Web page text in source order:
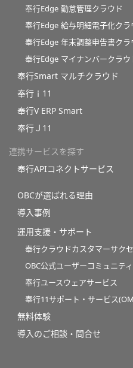
奉行Edge 勤怠管理クラウド
奉行Edge 給与明細電子化クラ
奉行Edge 年末調整申告書クラ
奉行Edge マイナンバークラウ
奉行Smart マルチクラウド
奉行ｉ11
奉行V ERP Smart
奉行Ｊ11
連携サービスを探す
奉行APIコネクトサービス
OBCが選ばれる理由
導入事例
運用支援・サポート
奉行クラウドカスタマーサク
OBC公式ユーザーコミュニテ
奉行ユースウェアサービス
奉行11サポート・サービス
無料体験
導入のご相談・問合せ